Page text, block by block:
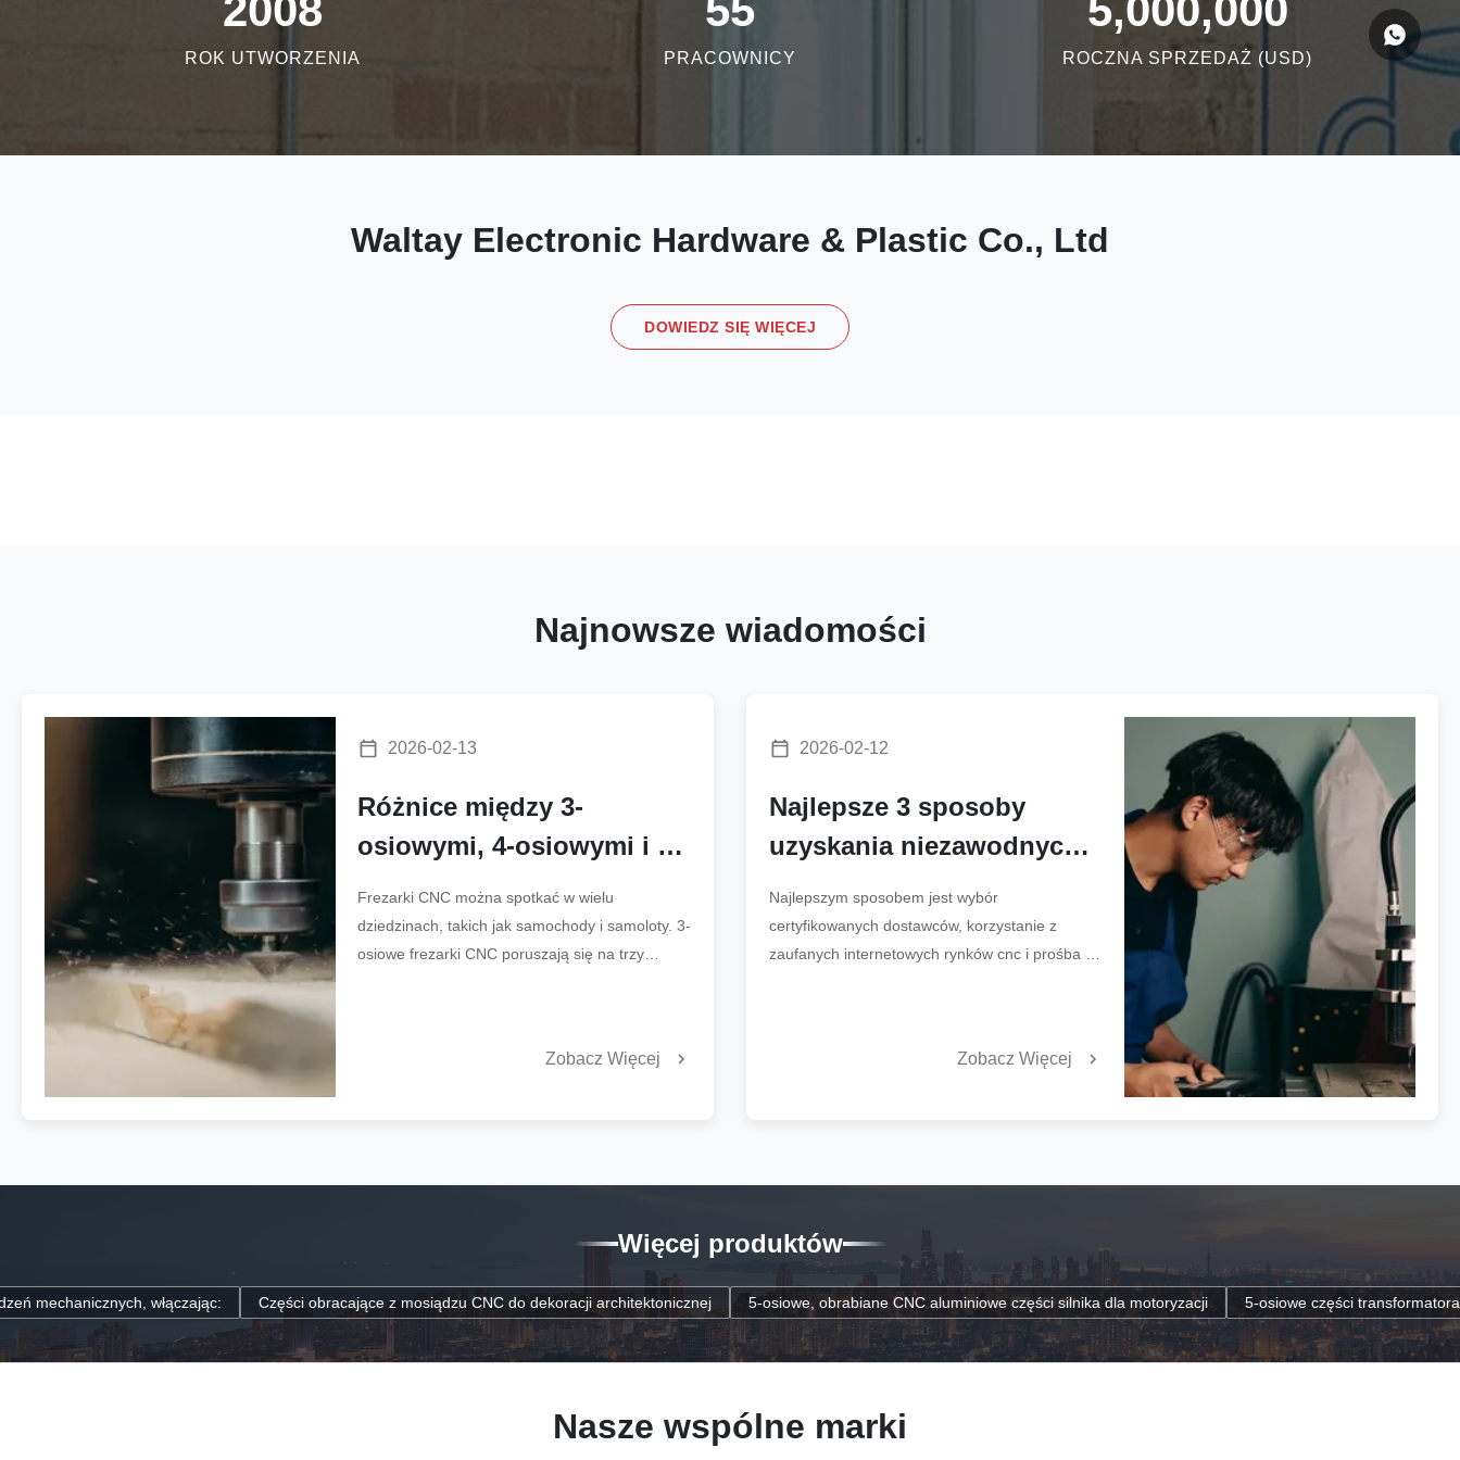
2008
ROK UTWORZENIA
55
PRACOWNICY
5,000,000
ROCZNA SPRZEDAŻ (USD)
Waltay Electronic Hardware & Plastic Co., Ltd
DOWIEDZ SIĘ WIĘCEJ
Najnowsze wiadomości
2026-02-13
Różnice między 3-
osiowymi, 4-osiowymi i 5-
osiowymi frezarkami CNC
Frezarki CNC można spotkać w wielu
dziedzinach, takich jak samochody i samoloty. 3-
osiowe frezarki CNC poruszają się na trzy
osiowa może kształtować bardzo twarde ...
Zobacz Więcej
2026-02-12
Najlepsze 3 sposoby
uzyskania niezawodnych
części do frezowania CNC
w 2026 r.
Najlepszym sposobem jest wybór
certyfikowanych dostawców, korzystanie z
zaufanych internetowych rynków cnc i prośba o
pieniędzyWielu nabywców boryka się z
Zobacz Więcej
Więcej produktów
włączając: Części obracające z mosiądzu CNC do dekoracji architektonicznej 5-osiowe, obrabiane CNC aluminiowe części silnika dla motoryzacji 5-osiowe części transformatora ze stali
Nasze wspólne marki